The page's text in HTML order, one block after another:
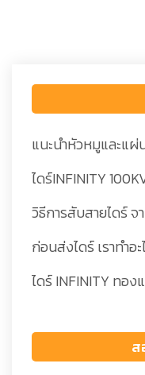
แนะนำหัวหมูและแผ่
ไดร์INFINITY
วิธีการสับสายไดร์ จ
ก่อนส่งไดร์ เราทำอ
ไดร์ INFINITY ทอ
ส